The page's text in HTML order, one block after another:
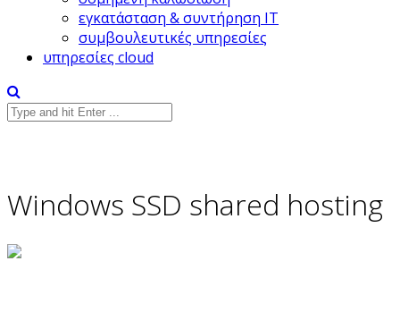
εγκατάσταση & συντήρηση IT
συμβουλευτικές υπηρεσίες
υπηρεσίες cloud
Windows SSD shared hosting